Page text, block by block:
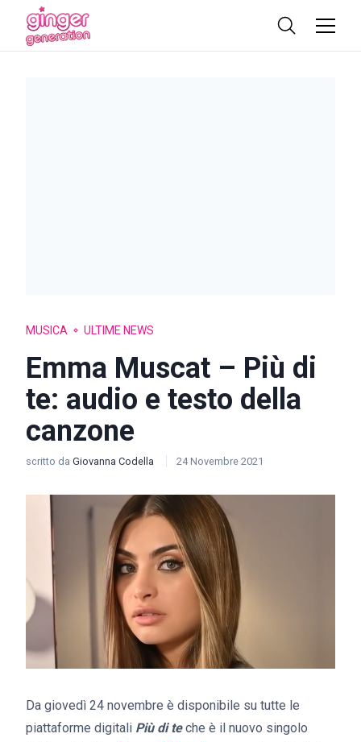
MUSICA ULTIME NEWS
Emma Muscat – Più di
te: audio e testo della
canzone
scritto da Giovanna Codella 24 Novembre 2021
Da giovedì 24 novembre è disponibile su tutte le
piattaforme digitali Più di teche è il nuovo singolo